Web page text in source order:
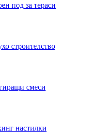
под за тераси
строителство
смеси
настилки